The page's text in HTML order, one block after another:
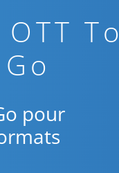
To
pour